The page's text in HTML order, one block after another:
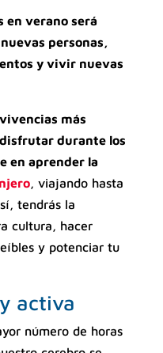
en verano será
personas,
y vivir nuevas
vivencias más
durante los
en aprender la
, viajando hasta
tendrás la
cultura, hacer
y potenciar tu
activa
número de horas